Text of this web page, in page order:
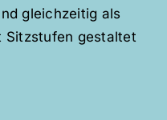
gleichzeitig als
Sitzstufen gestaltet